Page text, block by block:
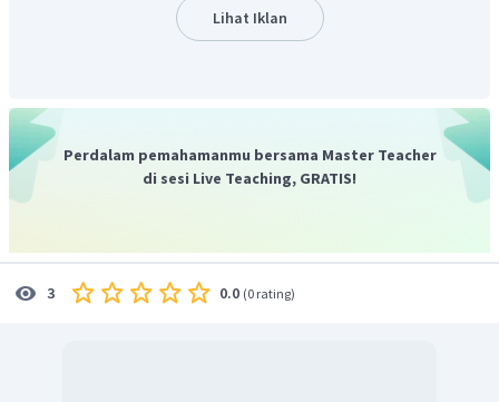
Jadi, jawaban yang benar untuk soal nomor 3
"Mirza practises dancing every day."
Lihat Iklan
Perdalam pemahamanmu bersama Master Teacher
di sesi Live Teaching, GRATIS!
3 0.0 (0 rating)